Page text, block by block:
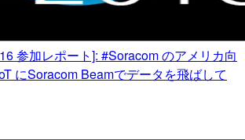
参加レポート]: #Soracom のアメリカ向
にSoracom Beamでデータを飛ばして